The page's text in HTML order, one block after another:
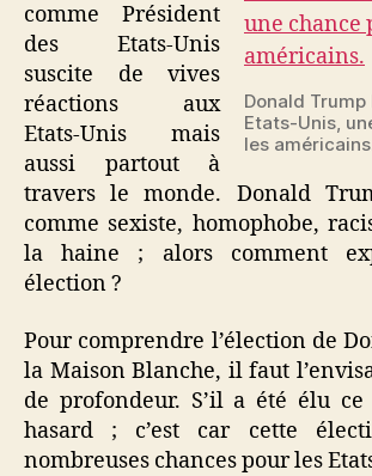
Donald
Etats-Unis,
les
comme Président
des Etats-Unis
suscite de vives
réactions aux
Etats-Unis mais
aussi partout à
travers le monde. Donald
comme sexiste, homophobe,
la haine ; alors comment
élection ?
Pour comprendre l’élection de
la Maison Blanche, il faut
de profondeur. S’il a été élu ce
hasard ; c’est car cette
nombreuses chances pour les